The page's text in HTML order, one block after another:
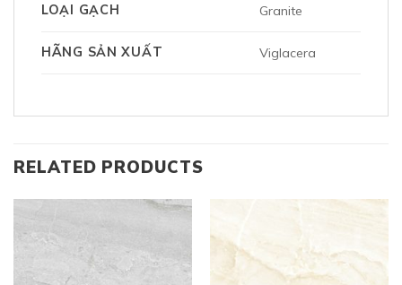
LOẠI GẠCH Granite
HÃNG SẢN XUẤT Viglacera
RELATED PRODUCTS